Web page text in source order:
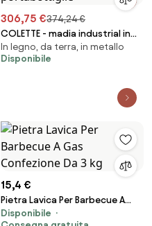
306,75 €374,24 €
COLETTE - madia industrial in
acciaio con portabottiglie
In legno, da terra, in metallo
Disponibile
15,4 €
Pietra Lavica Per Barbecue A
Gas Confezione Da 3 kg
Disponibile